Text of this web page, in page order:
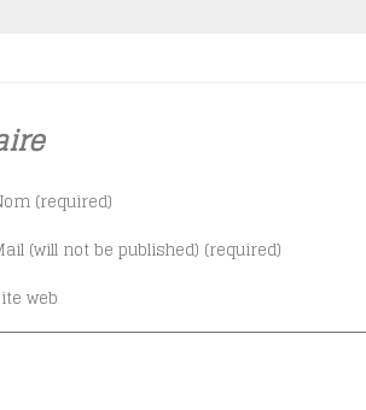
(required)
(will not be published) (required)
web